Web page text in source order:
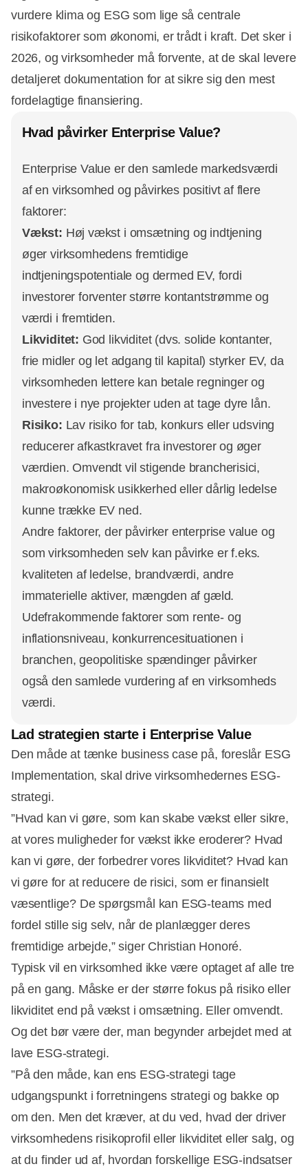
vurdere klima og ESG som lige så centrale
risikofaktorer som økonomi, er trådt i kraft. Det sker i
2026, og virksomheder må forvente, at de skal levere
detaljeret dokumentation for at sikre sig den mest
fordelagtige finansiering.
Hvad påvirker Enterprise Value?
Enterprise Value er den samlede markedsværdi
af en virksomhed og påvirkes positivt af flere
faktorer:
Vækst: Høj vækst i omsætning og indtjening
øger virksomhedens fremtidige
indtjeningspotentiale og dermed EV, fordi
investorer forventer større kontantstrømme og
værdi i fremtiden.​
Likviditet: God likviditet (dvs. solide kontanter,
frie midler og let adgang til kapital) styrker EV, da
virksomheden lettere kan betale regninger og
investere i nye projekter uden at tage dyre lån.​
Risiko: Lav risiko for tab, konkurs eller udsving
reducerer afkastkravet fra investorer og øger
værdien. Omvendt vil stigende brancherisici,
makroøkonomisk usikkerhed eller dårlig ledelse
kunne trække EV ned.
Andre faktorer, der påvirker enterprise value og
som virksomheden selv kan påvirke er f.eks.
kvaliteten af ledelse, brandværdi, andre
immaterielle aktiver, mængden af gæld.
Udefrakommende faktorer som rente- og
inflationsniveau, konkurrencesituationen i
branchen, geopolitiske spændinger påvirker
også den samlede vurdering af en virksomheds
værdi.
Lad strategien starte i Enterprise Value
Den måde at tænke business case på, foreslår ESG
Implementation, skal drive virksomhedernes ESG-
strategi.
”Hvad kan vi gøre, som kan skabe vækst eller sikre,
at vores muligheder for vækst ikke eroderer? Hvad
kan vi gøre, der forbedrer vores likviditet? Hvad kan
vi gøre for at reducere de risici, som er finansielt
væsentlige? De spørgsmål kan ESG-teams med
fordel stille sig selv, når de planlægger deres
fremtidige arbejde,” siger Christian Honoré.
Typisk vil en virksomhed ikke være optaget af alle tre
på en gang. Måske er der større fokus på risiko eller
likviditet end på vækst i omsætning. Eller omvendt.
Og det bør være der, man begynder arbejdet med at
lave ESG-strategi.
”På den måde, kan ens ESG-strategi tage
udgangspunkt i forretningens strategi og bakke op
om den. Men det kræver, at du ved, hvad der driver
virksomhedens risikoprofil eller likviditet eller salg, og
at du finder ud af, hvordan forskellige ESG-indsatser